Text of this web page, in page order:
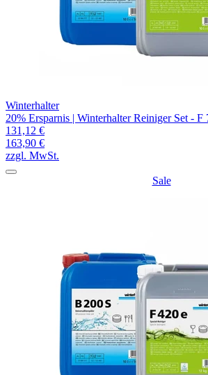
Winterhalter
20% Ersparnis | Winterhalter Reiniger Set -
131,12 €
163,90 €
zzgl. MwSt.
Sale